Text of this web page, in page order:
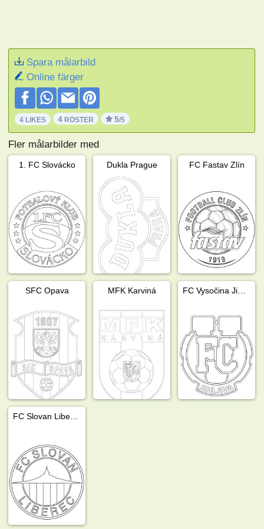
Spara målarbild
Online färger
4 LIKES 4 RÖSTER 5/5
Fler målarbilder med
1. FC Slovácko Dukla Prague FC Fastav Zlín
SFC Opava MFK Karviná